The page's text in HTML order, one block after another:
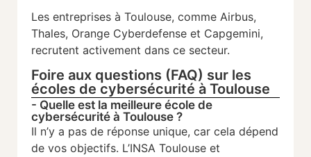
Les entreprises à Toulouse, comme Airbus,
Thales, Orange Cyberdefense et Capgemini,
recrutent activement dans ce secteur.
Foire aux questions (FAQ) sur les
écoles de cybersécurité à Toulouse
- Quelle est la meilleure école de
cybersécurité à Toulouse ?
Il n’y a pas de réponse unique, car cela dépend
de vos objectifs. L’INSA Toulouse et